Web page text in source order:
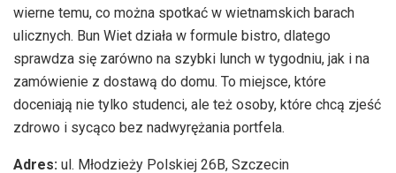
wierne temu, co można spotkać w wietnamskich barach
ulicznych. Bun Wiet działa w formule bistro, dlatego
sprawdza się zarówno na szybki lunch w tygodniu, jak i na
zamówienie z dostawą do domu. To miejsce, które
doceniają nie tylko studenci, ale też osoby, które chcą zjeść
zdrowo i sycąco bez nadwyrężania portfela.
Adres: ul. Młodzieży Polskiej 26B, Szczecin